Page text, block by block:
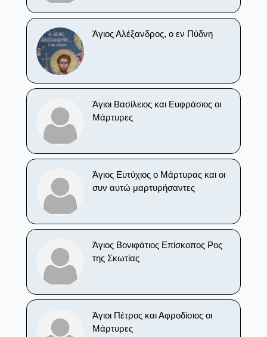
Άγιος Αλέξανδρος, ο εν Πύδνη
Άγιοι Βασίλειος και Ευφράσιος οι
Μάρτυρες
Άγιος Ευτύχιος ο Μάρτυρας και οι
συν αυτώ μαρτυρήσαντες
Άγιος Βονιφάτιος Επίσκοπος Ρος
της Σκωτίας
Άγιοι Πέτρος και Αφροδίσιος οι
Μάρτυρες